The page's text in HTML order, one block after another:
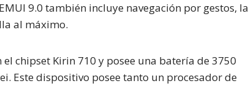
9.0 también incluye navegación por gestos, la
al máximo.
chipset Kirin 710 y posee una batería de 3750
Este dispositivo posee tanto un procesador de